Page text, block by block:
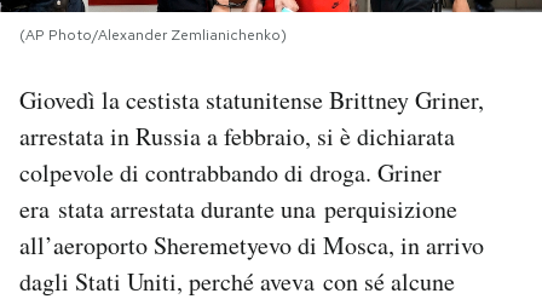
SHOP
CALENDARIO
AREA PERSONALE
Area Personale
Newsletter
(AP Photo/Alexander Zemlianichenko)
Giovedì la cestista statunitense Brittney Griner,
arrestata in Russia a febbraio, si è dichiarata
colpevole di contrabbando di droga. Griner
era stata arrestata durante una perquisizione
all’aeroporto Sheremetyevo di Mosca, in arrivo
dagli Stati Uniti, perché aveva con sé alcune